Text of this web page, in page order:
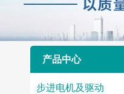
产品中心
步进电机及驱动